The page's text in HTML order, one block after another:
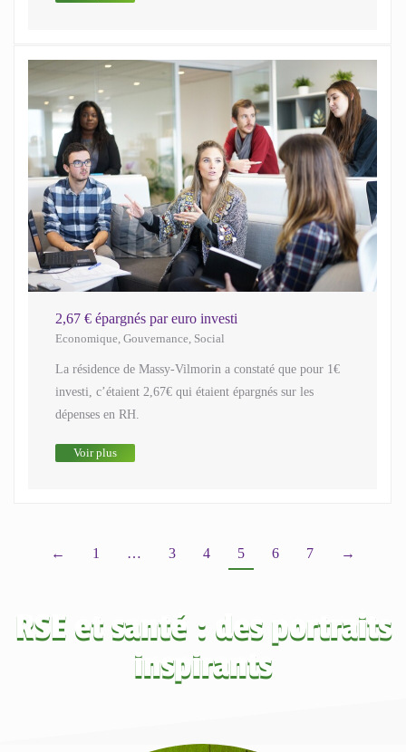
2,67 € épargnés par euro investi
Economique, Gouvernance, Social
La résidence de Massy-Vilmorin a constaté que pour 1€
investi, c’étaient 2,67€ qui étaient épargnés sur les
dépenses en RH.
Voir plus
← 1 … 3 4 5 6 7 →
RSE et santé : des portraits
inspirants